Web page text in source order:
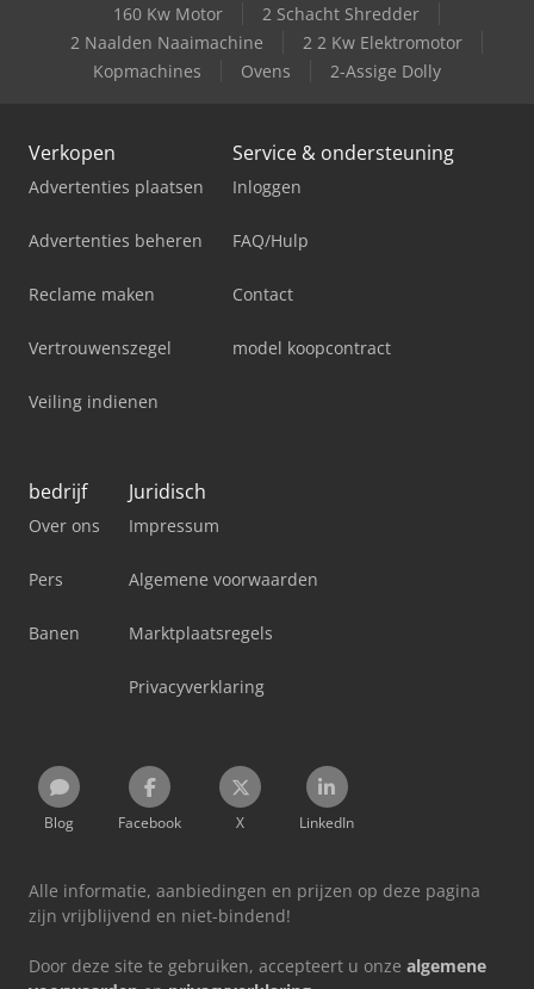
160 Kw Motor
2 Schacht Shredder
2 Naalden Naaimachine
2 2 Kw Elektromotor
Kopmachines
Ovens 2-Assige Dolly
Verkopen
Advertenties plaatsen
Advertenties beheren
Reclame maken
Vertrouwenszegel
Veiling indienen
Service & ondersteuning
Inloggen
FAQ/Hulp
Contact
model koopcontract
bedrijf
Over ons
Pers
Banen
Juridisch
Impressum
Algemene voorwaarden
Marktplaatsregels
Privacyverklaring
Blog Facebook X LinkedIn
Alle informatie, aanbiedingen en prijzen op deze pagina
zijn vrijblijvend en niet-bindend!
Door deze site te gebruiken, accepteert u onze algemene